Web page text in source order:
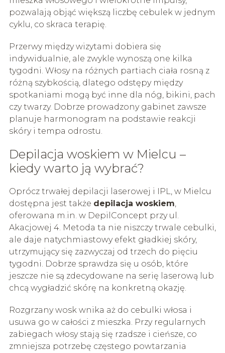
pozwalają objąć większą liczbę cebulek w jednym
cyklu, co skraca terapię.
Przerwy między wizytami dobiera się
indywidualnie, ale zwykle wynoszą one kilka
tygodni. Włosy na różnych partiach ciała rosną z
różną szybkością, dlatego odstępy między
spotkaniami mogą być inne dla nóg, bikini, pach
czy twarzy. Dobrze prowadzony gabinet zawsze
planuje harmonogram na podstawie reakcji
skóry i tempa odrostu.
Depilacja woskiem w Mielcu –
kiedy warto ją wybrać?
Oprócz trwałej depilacji laserowej i IPL, w Mielcu
dostępna jest także depilacja woskiem,
oferowana m.in. w DepilConcept przy ul.
Akacjowej 4. Metoda ta nie niszczy trwale cebulki,
ale daje natychmiastowy efekt gładkiej skóry,
utrzymujący się zazwyczaj od trzech do pięciu
tygodni. Dobrze sprawdza się u osób, które
jeszcze nie są zdecydowane na serię laserową lub
chcą wygładzić skórę na konkretną okazję.
Rozgrzany wosk wnika aż do cebulki włosa i
usuwa go w całości z mieszka. Przy regularnych
zabiegach włosy stają się rzadsze i cieńsze, co
zmniejsza potrzebę częstego powtarzania